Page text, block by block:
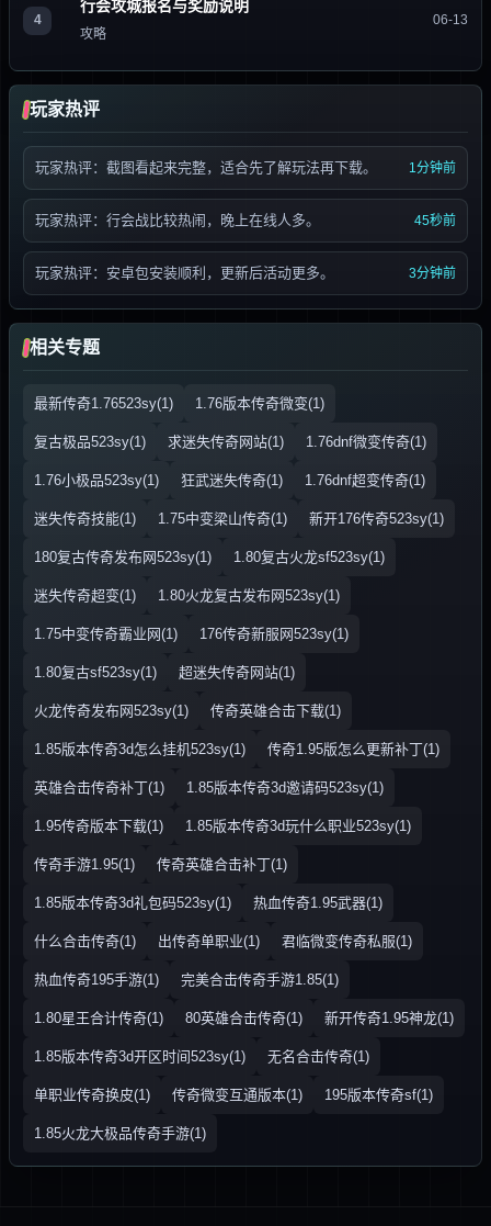
4
行会攻城报名与奖励说明
攻略
06-13
玩家热评
玩家热评：截图看起来完整，适合先了解玩法再下载。 1分钟前
玩家热评：行会战比较热闹，晚上在线人多。 45秒前
玩家热评：安卓包安装顺利，更新后活动更多。 3分钟前
相关专题
最新传奇1.76523sy(1) 1.76版本传奇微变(1)
复古极品523sy(1) 求迷失传奇网站(1) 1.76dnf微变传奇(1)
1.76小极品523sy(1) 狂武迷失传奇(1) 1.76dnf超变传奇(1)
迷失传奇技能(1) 1.75中变梁山传奇(1) 新开176传奇523sy(1)
180复古传奇发布网523sy(1) 1.80复古火龙sf523sy(1)
迷失传奇超变(1) 1.80火龙复古发布网523sy(1)
1.75中变传奇霸业网(1) 176传奇新服网523sy(1)
1.80复古sf523sy(1) 超迷失传奇网站(1)
火龙传奇发布网523sy(1) 传奇英雄合击下载(1)
1.85版本传奇3d怎么挂机523sy(1) 传奇1.95版怎么更新补丁(1)
英雄合击传奇补丁(1) 1.85版本传奇3d邀请码523sy(1)
1.95传奇版本下载(1) 1.85版本传奇3d玩什么职业523sy(1)
传奇手游1.95(1) 传奇英雄合击补丁(1)
1.85版本传奇3d礼包码523sy(1) 热血传奇1.95武器(1)
什么合击传奇(1) 出传奇单职业(1) 君临微变传奇私服(1)
热血传奇195手游(1) 完美合击传奇手游1.85(1)
1.80星王合计传奇(1) 80英雄合击传奇(1) 新开传奇1.95神龙(1)
1.85版本传奇3d开区时间523sy(1) 无名合击传奇(1)
单职业传奇换皮(1) 传奇微变互通版本(1) 195版本传奇sf(1)
1.85火龙大极品传奇手游(1)